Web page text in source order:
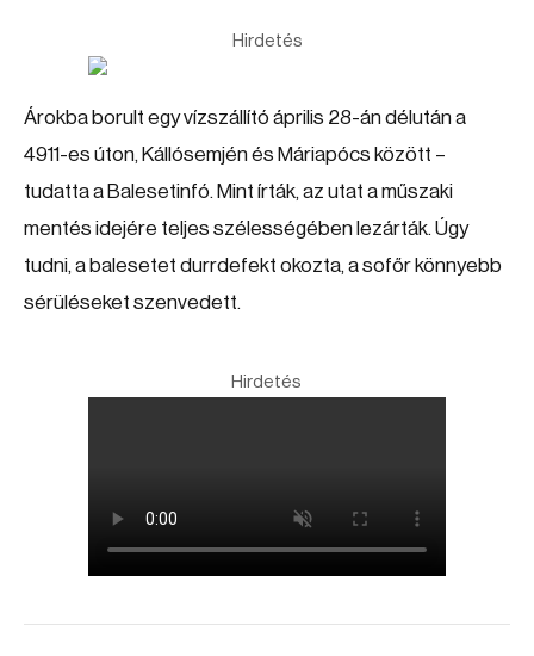
Hirdetés
Árokba borult egy vízszállító április 28-án délután a
4911-es úton, Kállósemjén és Máriapócs között –
tudatta a Balesetinfó. Mint írták, az utat a műszaki
mentés idejére teljes szélességében lezárták. Úgy
tudni, a balesetet durrdefekt okozta, a sofőr könnyebb
sérüléseket szenvedett.
Hirdetés